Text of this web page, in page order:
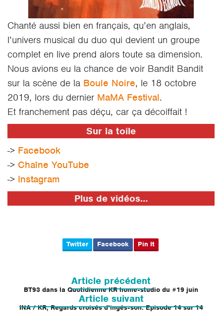
Chanté aussi bien en français, qu’en anglais,
l’univers musical du duo qui devient un groupe
complet en live prend alors toute sa dimension.
Nous avions eu la chance de voir Bandit Bandit
sur la scène de la Boule Noire, le 18 octobre
2019, lors du dernier MaMA Festival.
Et franchement pas déçu, car ça décoiffait !
Sur la toile
-> Facebook
-> Chaîne YouTube
-> Instagram
Plus de vidéos…
Twitter Facebook Pin It
l’article Article précédent
BT93 dans la Quotidienne KR home-studio du #19 juin
Article suivant
INA / KR, Regards croisés d’ingés-son. Episode 14 sur 14